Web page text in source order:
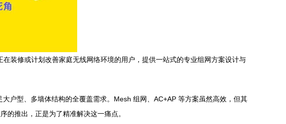
装修或计划改善家庭无线网络环境的用户，提供一站式的专业组网方案设计与
户型、多墙体结构的全覆盖需求。Mesh 组网、AC+AP 等方案虽然高效，但其
的推出，正是为了精准解决这一痛点。